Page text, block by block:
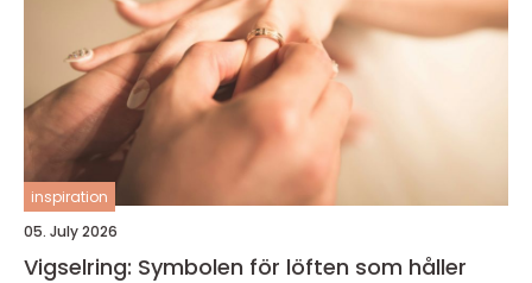
inspiration
05. July 2026
Vigselring: Symbolen för löften som håller